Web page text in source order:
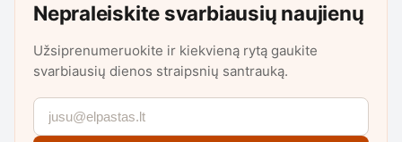
Nepraleiskite svarbiausių naujienų
Užsiprenumeruokite ir kiekvieną rytą gaukite
svarbiausių dienos straipsnių santrauką.